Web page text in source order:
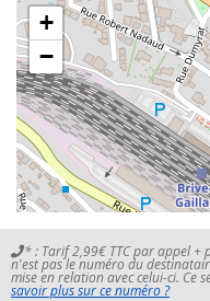
+
−
* : Tarif 2,99€ TTC par appel +
n'est pas le numéro du
mise en relation avec celui-ci. Ce
savoir plus sur ce numéro ?